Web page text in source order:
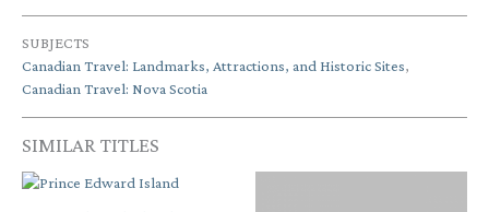
SUBJECTS
Canadian Travel: Landmarks, Attractions, and Historic Sites,
Canadian Travel: Nova Scotia
SIMILAR TITLES